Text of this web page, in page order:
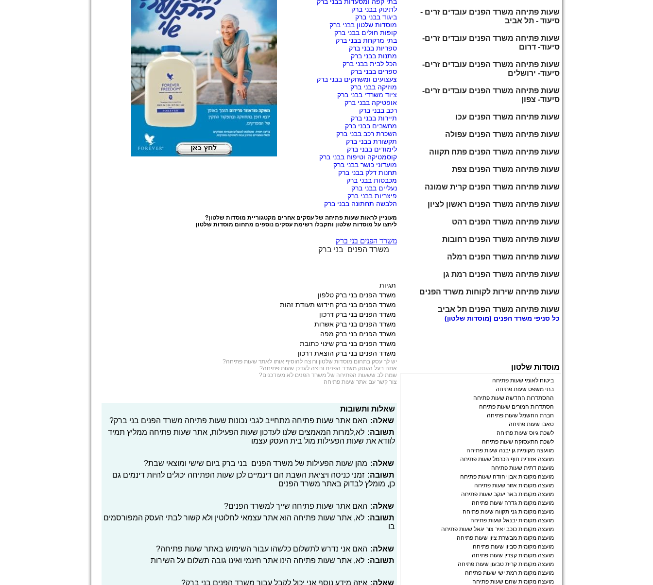
לתינוק בבני ברק
ביגוד בבני ברק
מוסדות שלטון בבני ברק
קופות חולים בבני ברק
בתי מרקחת בבני ברק
ספריות בבני ברק
מתנות בבני ברק
הכל לבית בבני ברק
ספרים בבני ברק
צעצועים ומשחקים בבני ברק
מוזיקה בבני ברק
ציוד משרדי בבני ברק
אופטיקה בבני ברק
רכב בבני ברק
תיירות בבני ברק
מחשבים בבני ברק
השכרת רכב בבני ברק
תקשורת בבני ברק
לימודים בבני ברק
קוסמטיקה וטיפוח בבני ברק
מועדוני כושר בבני ברק
תחנות דלק בבני ברק
מכבסות בבני ברק
נעליים בבני ברק
פיצריות בבני ברק
הלבשה תחתונה בבני ברק
מעוניין לראות שעות פתיחה של עסקים אחרים מקטגוריית מוסדות שלטון?
ליחצו על מוסדות שלטון ותקבלו רשימת עסקים נוספים מתחום מוסדות שלטון
משרד הפנים בני ברק
משרד הפנים בני ברק
תגיות
משרד הפנים בני ברק טלפון
משרד הפנים בני ברק חידוש תעודת זהות
משרד הפנים בני ברק דרכון
משרד הפנים בני ברק אשרות
משרד הפנים בני ברק מפה
משרד הפנים בני ברק שינוי כתובת
משרד הפנים בני ברק הוצאת דרכון
יש לך עסק בתחוםמוסדות שלטון ורוצה להוסיף אותו לאתר שעות פתיחה?
אתה בעל העסק משרד הפנים ורוצה לעדכן שעות פתיחה?
שמת לב ששעות הפתיחה של משרד הפנים לא מעודכנים?
צור קשר עם אתר שעות פתיחה
שאלות ותשובות
שאלה: האם אתר שעות פתיחה מתחייב לגבי נכונות שעות פתיחה משרד הפנים בני ברק?
תשובה: לא,למרות המאמצים שלנו לעדכון שעות הפעילות, אתר שעות פתיחה ממליץ תמיד
לוודא את שעות הפעילות מול בית העסק עצמו
שאלה: מהן שעות הפעילות של משרד הפנים בני ברק ביום שישי ומוצאי שבת?
תשובה: זמני כניסה ויציאת השבת הם דינמיים לכן שעות הפתיחה יכולים להיות דינמים גם
כן, מומלץ לבדוק באתר משרד הפנים
שאלה: האם אתר שעות פתיחה שייך למשרד הפנים?
תשובה: לא, אתר שעות פתיחה הוא אתר עצמאי לחלוטין ולא קשור לבתי העסק המפורסמים
בו
שאלה: האם אני נדרש לתשלום כלשהו עבור השימוש באתר שעות פתיחה?
תשובה: לא, אתר שעות פתיחה הינו אתר חינמי ואינו גובה תשלום על השירות
שאלה: איזה מידע נוסף אני יכול לקבל עבור משרד הפנים בני ברק?
שעות פתיחה משרד הפנים עובדים זרים -
סיעוד - תל אביב
שעות פתיחה משרד הפנים עובדים זרים-
סיעוד- דרום
שעות פתיחה משרד הפנים עובדים זרים-
סיעוד- ירושלים
שעות פתיחה משרד הפנים עובדים זרים-
סיעוד- צפון
שעות פתיחה משרד הפנים עכו
שעות פתיחה משרד הפנים עפולה
שעות פתיחה משרד הפנים פתח תקווה
שעות פתיחה משרד הפנים צפת
שעות פתיחה משרד הפנים קרית שמונה
שעות פתיחה משרד הפנים ראשון לציון
שעות פתיחה משרד הפנים רהט
שעות פתיחה משרד הפנים רחובות
שעות פתיחה משרד הפנים רמלה
שעות פתיחה משרד הפנים רמת גן
שעות פתיחה שירות לקוחות משרד הפנים
שעות פתיחה משרד הפנים תל אביב
כל סניפי משרד הפנים (מוסדות שלטון)
מוסדות שלטון
ביטוח לאומי שעות פתיחה
בתי משפט שעות פתיחה
ההסתדרות החדשה שעות פתיחה
הסתדרות המורים שעות פתיחה
חברת החשמל שעות פתיחה
טאבו שעות פתיחה
לשכת גיוס שעות פתיחה
לשכת התעסוקה שעות פתיחה
מוועצה מקומית גן יבנה שעות פתיחה
מועצה אזורית חוף הכרמל שעות פתיחה
מועצה דתית שעות פתיחה
מועצה מקומית אבן יהודה שעות פתיחה
מועצה מקומית אזור שעות פתיחה
מועצה מקומית באר יעקב שעות פתיחה
מועצה מקומית גדרה שעות פתיחה
מועצה מקומית גני תקווה שעות פתיחה
מועצה מקומית יבנאל שעות פתיחה
מועצה מקומית כוכב יאיר צור יגאל שעות פתיחה
מועצה מקומית מבשרת ציון שעות פתיחה
מועצה מקומית סביון שעות פתיחה
מועצה מקומית קצרין שעות פתיחה
מועצה מקומית קרית טבעון שעות פתיחה
מועצה מקומית רמת ישי שעות פתיחה
מועצה מקומית שהם שעות פתיחה